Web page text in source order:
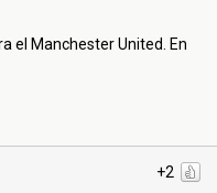
el Manchester United. En
+2